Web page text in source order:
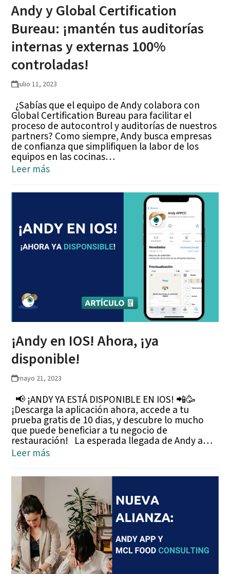
Andy y Global Certification
Bureau: ¡mantén tus auditorías
internas y externas 100%
controladas!
julio 11, 2023
¿Sabías que el equipo de Andy colabora con
Global Certification Bureau para facilitar el
proceso de autocontrol y auditorías de nuestros
partners? Como siempre, Andy busca empresas
de confianza que simplifiquen la labor de los
equipos en las cocinas…
Leer más
¡Andy en IOS! Ahora, ¡ya
disponible!
mayo 21, 2023
📢 ¡ANDY YA ESTÁ DISPONIBLE EN IOS! 📲🥳
¡Descarga la aplicación ahora, accede a tu
prueba gratis de 10 dias, y descubre lo mucho
que puede beneficiar a tu negocio de
restauración! La esperada llegada de Andy a…
Leer más